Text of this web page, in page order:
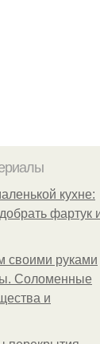
кухне:
фартук
своими руками
Соломенные
и